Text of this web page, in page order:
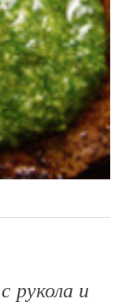
рукола и